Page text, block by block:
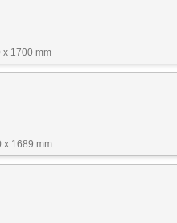
x 1700 mm
x 1689 mm